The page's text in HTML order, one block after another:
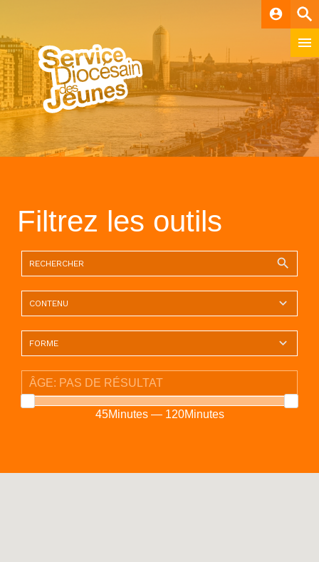
account_circle
Filtrez les outils
45Minutes — 120Minutes